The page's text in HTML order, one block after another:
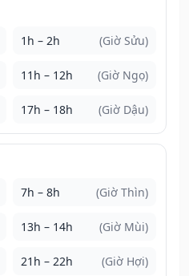
1h – 2h (Giờ Sửu)
11h – 12h (Giờ Ngọ)
17h – 18h (Giờ Dậu)
7h – 8h (Giờ Thìn)
13h – 14h (Giờ Mùi)
21h – 22h (Giờ Hợi)